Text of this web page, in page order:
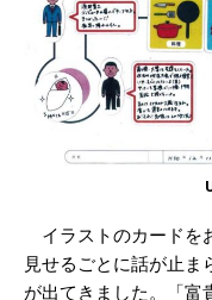
イラストのカードを
見せるごとに話が止
が出てきました。「富